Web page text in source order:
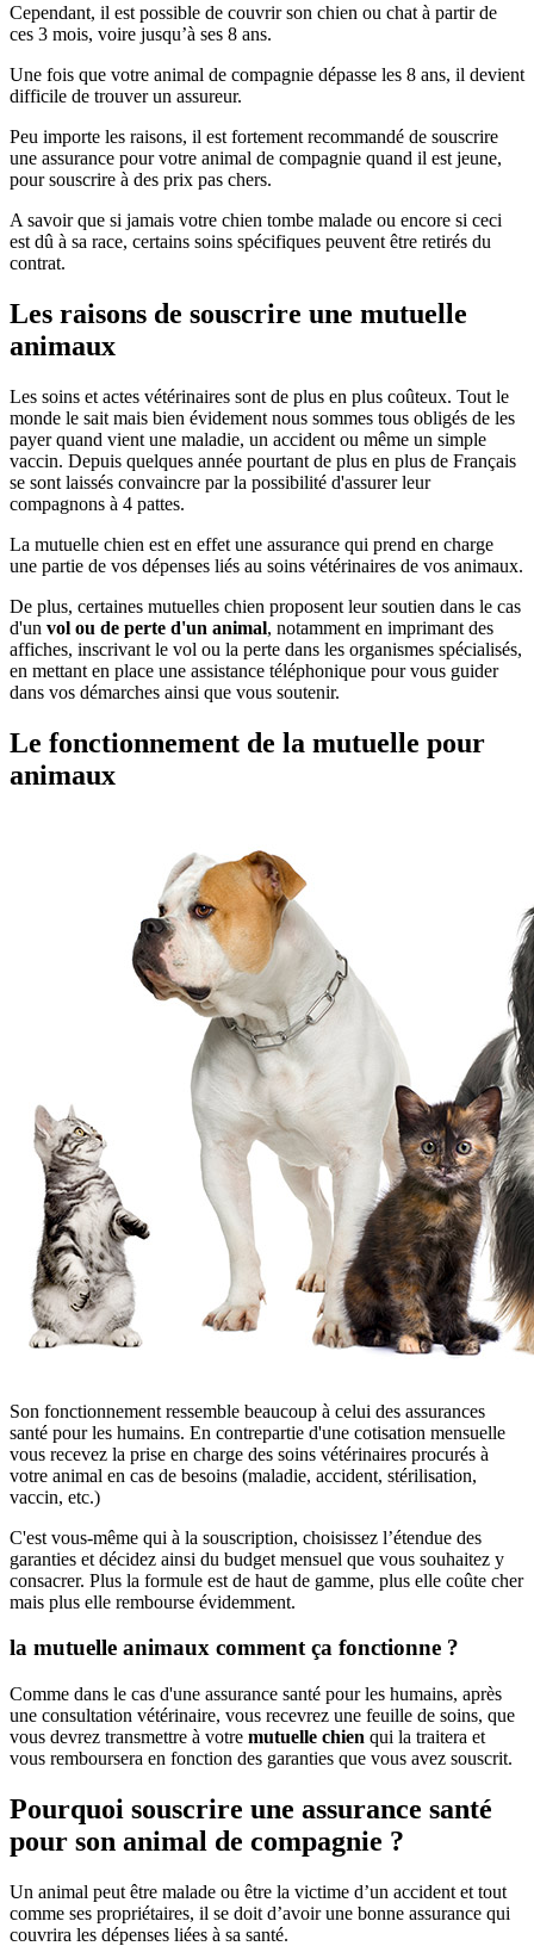
Cependant, il est possible de couvrir son chien ou chat à partir de
ces 3 mois, voire jusqu’à ses 8 ans.
Une fois que votre animal de compagnie dépasse les 8 ans, il devient
difficile de trouver un assureur.
Peu importe les raisons, il est fortement recommandé de souscrire
une assurance pour votre animal de compagnie quand il est jeune,
pour souscrire à des prix pas chers.
A savoir que si jamais votre chien tombe malade ou encore si ceci
est dû à sa race, certains soins spécifiques peuvent être retirés du
contrat.
Les raisons de souscrire une mutuelle
animaux
Les soins et actes vétérinaires sont de plus en plus coûteux. Tout le
monde le sait mais bien évidement nous sommes tous obligés de les
payer quand vient une maladie, un accident ou même un simple
vaccin. Depuis quelques année pourtant de plus en plus de Français
se sont laissés convaincre par la possibilité d'assurer leur
compagnons à 4 pattes.
La mutuelle chien est en effet une assurance qui prend en charge
une partie de vos dépenses liés au soins vétérinaires de vos animaux.
De plus, certaines mutuelles chien proposent leur soutien dans le cas
d'un vol ou de perte d'un animal, notamment en imprimant des
affiches, inscrivant le vol ou la perte dans les organismes spécialisés,
en mettant en place une assistance téléphonique pour vous guider
dans vos démarches ainsi que vous soutenir.
Le fonctionnement de la mutuelle pour
animaux
Son fonctionnement ressemble beaucoup à celui des assurances
santé pour les humains. En contrepartie d'une cotisation mensuelle
vous recevez la prise en charge des soins vétérinaires procurés à
votre animal en cas de besoins (maladie, accident, stérilisation,
vaccin, etc.)
C'est vous-même qui à la souscription, choisissez l’étendue des
garanties et décidez ainsi du budget mensuel que vous souhaitez y
consacrer. Plus la formule est de haut de gamme, plus elle coûte cher
mais plus elle rembourse évidemment.
la mutuelle animaux comment ça fonctionne ?
Comme dans le cas d'une assurance santé pour les humains, après
une consultation vétérinaire, vous recevrez une feuille de soins, que
vous devrez transmettre à votre mutuelle chien qui la traitera et
vous remboursera en fonction des garanties que vous avez souscrit.
Pourquoi souscrire une assurance santé
pour son animal de compagnie ?
Un animal peut être malade ou être la victime d’un accident et tout
comme ses propriétaires, il se doit d’avoir une bonne assurance qui
couvrira les dépenses liées à sa santé.